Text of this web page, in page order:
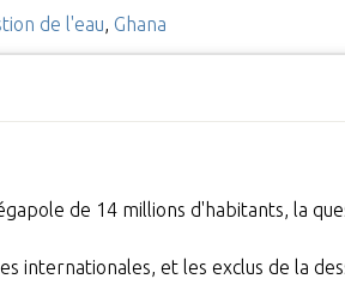
de l'eau, Ghana
de 14 millions d'habitants, la
internationales, et les exclus de la